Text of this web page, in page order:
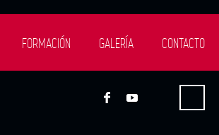
FORMACIÓN GALERÍA CONTACTO